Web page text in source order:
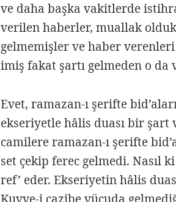
ve daha başka vakitlerde
verilen haberler, muallak
gelmemişler ve haber
imiş fakat şartı gelmeden o da
Evet, ramazan-ı şerifte
ekseriyetle hâlis duası bir
camilere ramazan-ı şerifte
set çekip ferec gelmedi. Nasıl
ref’ eder. Ekseriyetin hâlis